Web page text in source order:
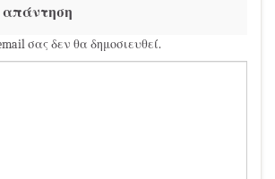
σας δεν θα δημοσιευθεί.